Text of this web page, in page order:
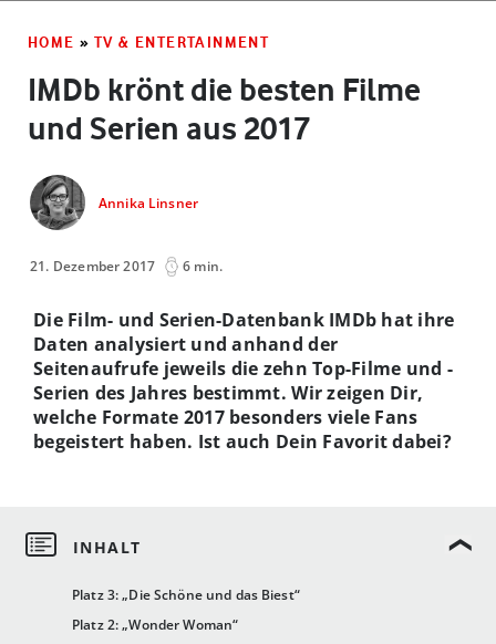
HOME » TV & ENTERTAINMENT
IMDb krönt die besten Filme
und Serien aus 2017
Annika Linsner
21. Dezember 2017 6 min.
Platz 3: „Die Schöne und das Biest“
Platz 2: „Wonder Woman“
Die Film- und Serien-Datenbank IMDb hat ihre
Daten analysiert und anhand der
Seitenaufrufe jeweils die zehn Top-Filme und -
Serien des Jahres bestimmt. Wir zeigen Dir,
welche Formate 2017 besonders viele Fans
begeistert haben. Ist auch Dein Favorit dabei?